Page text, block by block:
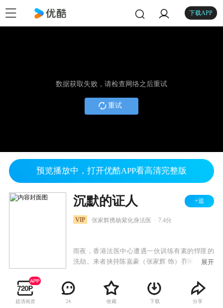
下载APP
数据获取失败，请检查网络之后重试
重试
预览播放中，打开优酷APP看高清完整版
沉默的证人 +追
VIP 张家辉携杨紫化身法医 7.4分
雨夜，香港法医中心遭遇一伙训练有素的悍匪的
洗劫。来者挟持陈嘉豪（张家辉 饰）乔琳（杨紫
出尸体体内的一颗子弹。法医在解剖的过程中发
现，子弹事关一场黑帮血拼的大案，而匪首
SANTA（任贤齐 饰）的身份也另有蹊跷。为了保
展开
超清画质 24 收藏 下载 分享